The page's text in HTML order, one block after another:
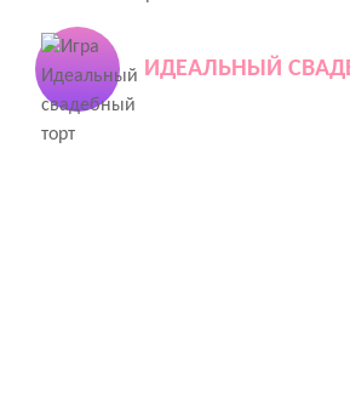
ИДЕАЛЬНЫЙ